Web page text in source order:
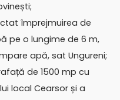
împrejmuirea de
pe o lungime de 6 m,
apă, sat Ungureni;
de 1500 mp cu
local Cearsor și a